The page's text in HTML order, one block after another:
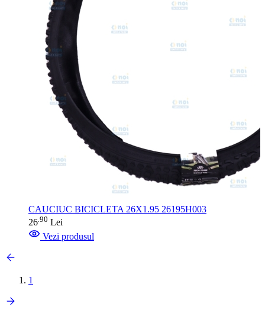
CAUCIUC BICICLETA 26X1.95 26195H003
26 90 Lei
Vezi produsul
1